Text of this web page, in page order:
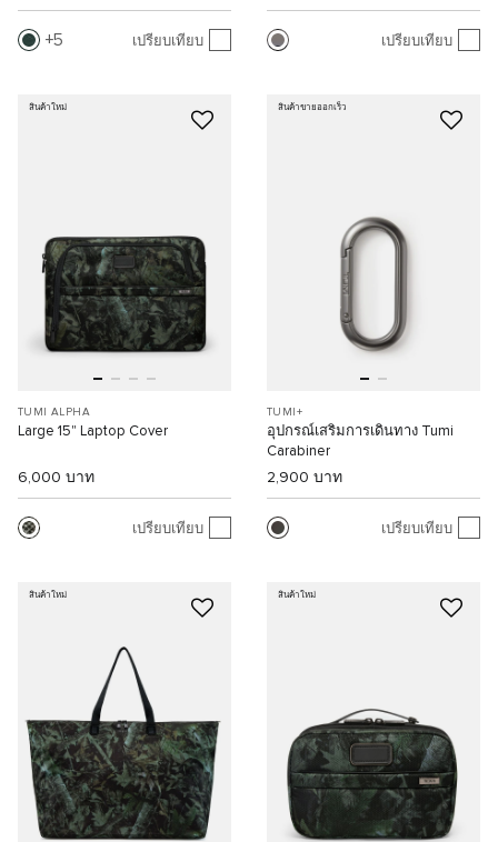
5 เปรียบเทียบ เปรียบเทียบ
สินค้าใหม่
TUMI ALPHA
Large 15" Laptop Cover
6,000 บาท
เปรียบเทียบ
สินค้าขายออกเร็ว
TUMI+
อุปกรณ์เสริมการเดินทาง Tumi
Carabiner
2,900 บาท
เปรียบเทียบ
สินค้าใหม่ สินค้าใหม่